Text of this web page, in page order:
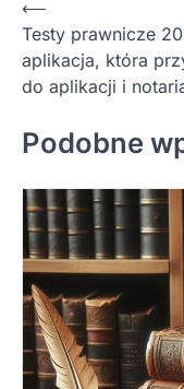
Nawigacja
wpisu
⟵
Testy prawnicze
aplikacja, która
do aplikacji i
Podobne